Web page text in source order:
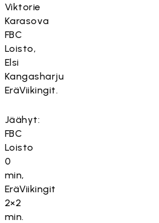
Viktorie
Karasova
FBC
Loisto,
Elsi
Kangasharju
EräViikingit.
Jäähyt:
FBC
Loisto
0
min,
EräViikingit
2×2
min.